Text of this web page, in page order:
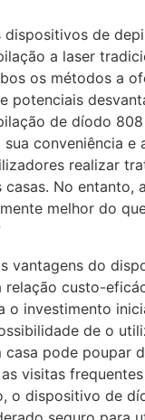
dispositivos de
a laser
os métodos a
potenciais
de díodo 808
conveniência e
realizar
No entanto,
melhor do
vantagens do
relação custo-
o investimento
de o
casa pode poupar
visitas
o dispositivo de